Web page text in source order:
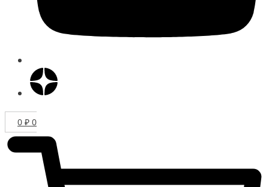
0 ₽ 0